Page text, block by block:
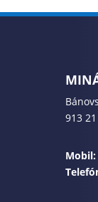
913
Mobil: